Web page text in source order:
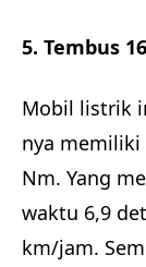
5. Tembus
Mobil listrik
nya memiliki
Nm. Yang
waktu 6,9
km/jam.